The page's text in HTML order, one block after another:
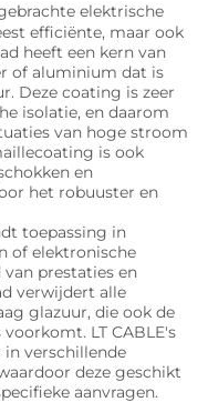
elektrische
efficiënte, maar ook
heeft een kern van
of aluminium dat is
Deze coating is zeer
isolatie, en daarom
van hoge stroom
is ook
en
het robuuster en
toepassing in
of elektronische
prestaties en
verwijdert alle
glazuur, die ook de
LT CABLE's
in verschillende
deze geschikt
aanvragen.